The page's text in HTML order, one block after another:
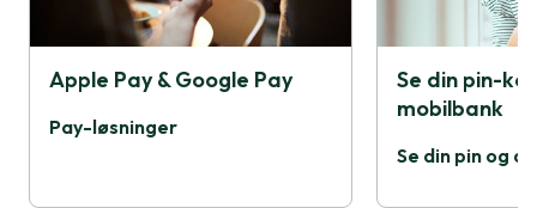
Apple Pay & Google Pay
Pay-løsninger
Se din pin-
mobilbank
Se din pin og